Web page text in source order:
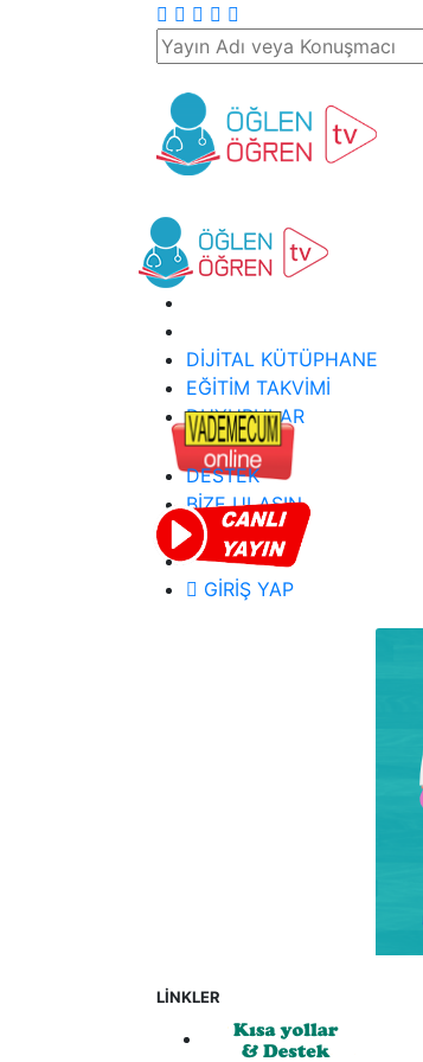
DİJİTAL KÜTÜPHANE
EĞİTİM TAKVİMİ
DUYURULAR
DESTEK
BİZE ULAŞIN
GİRİŞ YAP
LİNKLER